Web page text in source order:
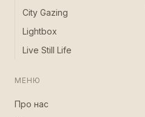
City Gazing
Lightbox
Live Still Life
МЕНЮ
Про нас